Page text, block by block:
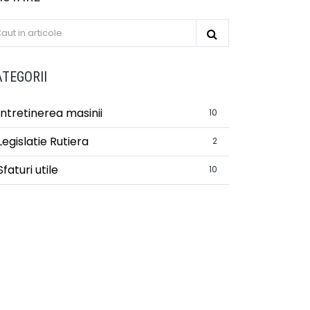
masinii 10
Rutiera 2
utile 10